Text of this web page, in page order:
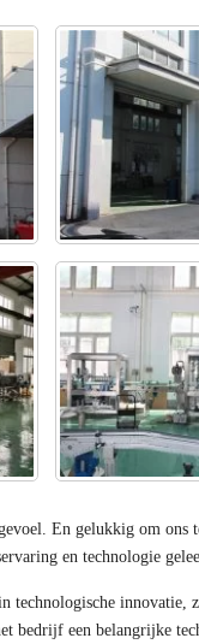
En gelukkig om
en technologie
technologische
een belangrijke